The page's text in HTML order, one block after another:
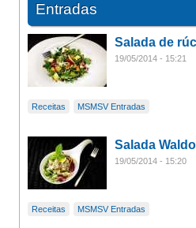
Entradas
Salada de
19/05/2014 - 15:21
Receitas MSMSV Entradas
Salada
19/05/2014 - 15:20
Receitas MSMSV Entradas